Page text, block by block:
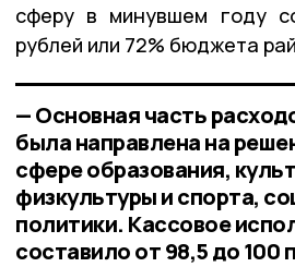
сферу в минувшем году
рублей или 72% бюджета
— Основная часть
была направлена на
сфере образования,
физкультуры и спорта,
политики. Кассовое
составило от 98,5 до 100